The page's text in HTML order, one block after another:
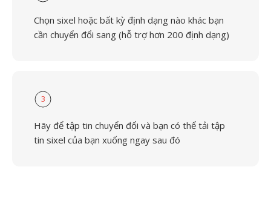
Chọn sixel hoặc bất kỳ định dạng nào khác bạn
cần chuyển đổi sang (hỗ trợ hơn 200 định dạng)
3
Hãy để tập tin chuyển đổi và bạn có thể tải tập
tin sixel của bạn xuống ngay sau đó